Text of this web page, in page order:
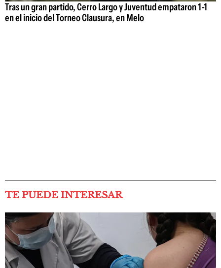
Tras un gran partido, Cerro Largo y Juventud empataron 1-1
en el inicio del Torneo Clausura, en Melo
TE PUEDE INTERESAR